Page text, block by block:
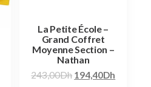
La Petite École –
Grand Coffret
Moyenne Section –
Nathan
243,00Dh 194,40Dh